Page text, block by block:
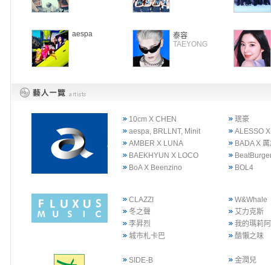
aespa
泰容
TAEYONG
10cm X CHEN
珉豪
aespa, BRLLNT, Minit
ALESSO
AMBER X LUNA
BADA X
BAEKHYUN X LOCO
BoA X Beenzino
BOL4
CLAZZI
W&Whale
冬之聲
艾力克斯
李昇烈
我的瑪莉
城市札卡巴
酷懶之味
SIDE-B
金潤兒